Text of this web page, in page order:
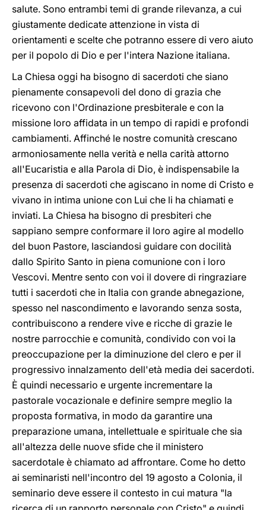
salute. Sono entrambi temi di grande rilevanza, a cui
giustamente dedicate attenzione in vista di
orientamenti e scelte che potranno essere di vero aiuto
per il popolo di Dio e per l'intera Nazione italiana.
La Chiesa oggi ha bisogno di sacerdoti che siano
pienamente consapevoli del dono di grazia che
ricevono con l'Ordinazione presbiterale e con la
missione loro affidata in un tempo di rapidi e profondi
cambiamenti. Affinché le nostre comunità crescano
armoniosamente nella verità e nella carità attorno
all'Eucaristia e alla Parola di Dio, è indispensabile la
presenza di sacerdoti che agiscano in nome di Cristo e
vivano in intima unione con Lui che li ha chiamati e
inviati. La Chiesa ha bisogno di presbiteri che
sappiano sempre conformare il loro agire al modello
del buon Pastore, lasciandosi guidare con docilità
dallo Spirito Santo in piena comunione con i loro
Vescovi. Mentre sento con voi il dovere di ringraziare
tutti i sacerdoti che in Italia con grande abnegazione,
spesso nel nascondimento e lavorando senza sosta,
contribuiscono a rendere vive e ricche di grazie le
nostre parrocchie e comunità, condivido con voi la
preoccupazione per la diminuzione del clero e per il
progressivo innalzamento dell'età media dei sacerdoti.
È quindi necessario e urgente incrementare la
pastorale vocazionale e definire sempre meglio la
proposta formativa, in modo da garantire una
preparazione umana, intellettuale e spirituale che sia
all'altezza delle nuove sfide che il ministero
sacerdotale è chiamato ad affrontare. Come ho detto
ai seminaristi nell'incontro del 19 agosto a Colonia, il
seminario deve essere il contesto in cui matura "la